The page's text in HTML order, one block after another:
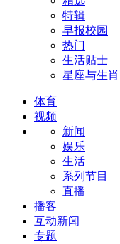
特辑
早报校园
热门
生活贴士
星座与生肖
体育
视频
新闻
娱乐
生活
系列节目
直播
播客
互动新闻
专题